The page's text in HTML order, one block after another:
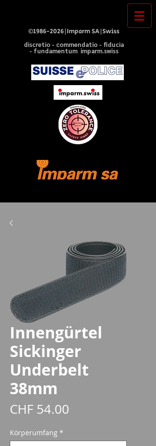
©1986-2026|Imparm SA|Swiss
discretio - commendatio - fiducia
- fundamentum imparm.swiss
Innengürtel
Sickinger
Underbelt
38mm
CHF 54.00
Körperumfang *